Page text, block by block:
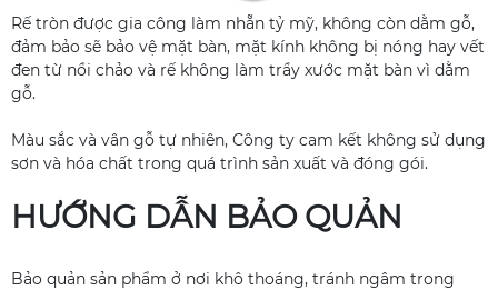
Rế tròn được gia công làm nhẵn tỷ mỹ, không còn dằm gỗ,
đảm bảo sẽ bảo vệ mặt bàn, mặt kính không bị nóng hay vết
đen từ nồi chảo và rế không làm trầy xước mặt bàn vì dằm
gỗ.
Màu sắc và vân gỗ tự nhiên, Công ty cam kết không sử dụng
sơn và hóa chất trong quá trình sản xuất và đóng gói.
HƯỚNG DẪN BẢO QUẢN
Bảo quản sản phẩm ở nơi khô thoáng, tránh ngâm trong